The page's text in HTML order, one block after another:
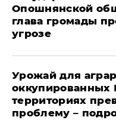
Опошнянской
глава громады
угрозе
Урожай для
оккупированных
территориях
проблему –